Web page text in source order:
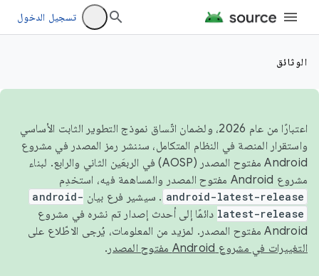
تسجيل الدخول
الوثائق
اعتبارًا من عام 2026، ولضمان اتّساق نموذج التطوير الثابت الأساسي
واستقرار المنصة في النظام المتكامل، سننشر رمز المصدر في مشروع
Android مفتوح المصدر (AOSP) في الربعَين الثاني والرابع. لبناء
مشروع Android مفتوح المصدر والمساهمة فيه، استخدِم
android-latest-release . سيشير فرع بيان android-
latest-release دائمًا إلى أحدث إصدار تم نشره في مشروع
Android مفتوح المصدر. لمزيد من المعلومات، يُرجى الاطّلاع على
التغييرات في مشروع Android مفتوح المصدر
.